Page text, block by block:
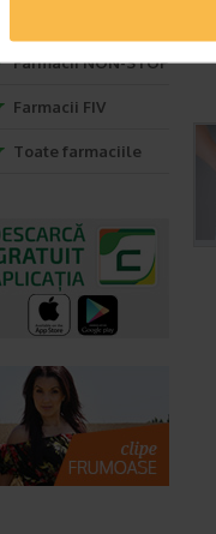
Farmacii NON-STOP
Farmacii FIV
Toate farmaciile